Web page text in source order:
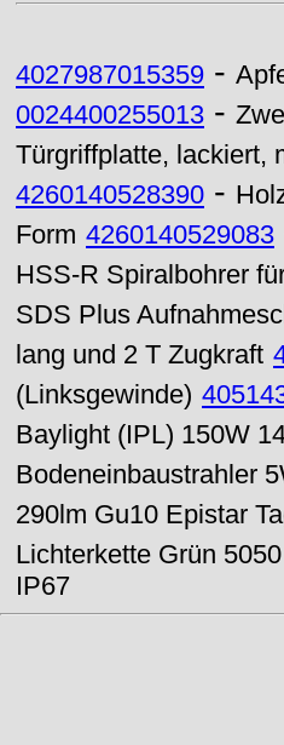
4027987015359 -
0024400255013 -
Türgriffplatte, lackiert,
4260140528390 -
Form 4260140529083
HSS-R Spiralbohrer
SDS Plus
lang und 2 T Zugkraft
(Linksgewinde)
Baylight (IPL) 150W
Bodeneinbaustrahler
290lm Gu10 Epistar
Lichterkette Grün 5050
IP67